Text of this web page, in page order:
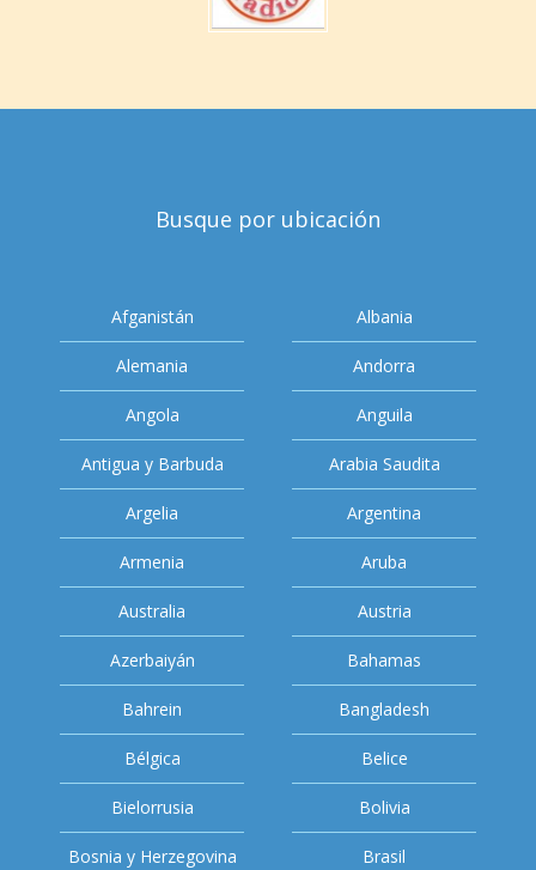
Busque por ubicación
Afganistán Albania
Alemania Andorra
Angola Anguila
Antigua y Barbuda Arabia Saudita
Argelia Argentina
Armenia Aruba
Australia Austria
Azerbaiyán Bahamas
Bahrein Bangladesh
Bélgica Belice
Bielorrusia Bolivia
Bosnia y Herzegovina Brasil